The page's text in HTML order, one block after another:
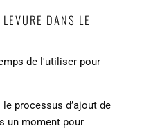
DANS LE
de l'utiliser pour
processus d’ajout de
un moment pour